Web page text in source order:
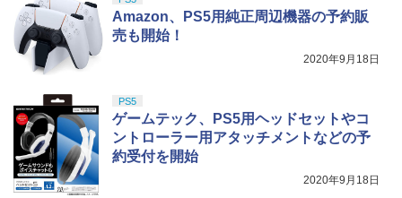
Amazon、PS5用純正周辺機器の予約販
売も開始！
2020年9月18日
PS5
ゲームテック、PS5用ヘッドセットやコ
ントローラー用アタッチメントなどの予
約受付を開始
2020年9月18日